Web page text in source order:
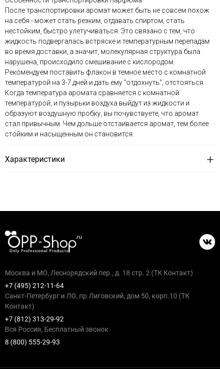
После транспортировки аромат может быть не совсем похож
на себя - может стать резким, отдавать спиртом, стать
нестойким, быстро улетучиваться. Это связано с тем, что
жидкость подвергалась встряске и температурным перепадам
во время доставки, а значит, молекулярная структура была
нарушена, происходило смешивание с кислородом.
Рекомендуем поставить флакон в темное место с комнатной
температурой на 3-7 дней и дать ему "отдохнуть", отстояться.
Когда температура аромата сравняется с комнатной
температурой, и пузырьки воздуха выйдут из жидкости и
образуют воздушную пробку, вы почувствуете, что аромат
стал привычным. Чем дольше отстаивается аромат, тем более
стойким и насыщенным он становится.
Характеристики
Москва и МО, Леснорядский пер., д. 18 стр. 2 (ТК Контакт)
+7 (495) 212-11-64
Санкт-Петербург и ЛО, пр.Лиговский, дом 50, корп.10 (ТК
Контакт)
+7 (812) 313-29-92
Вся Россия, Бесплатный звонок
8 (800) 555-29-93